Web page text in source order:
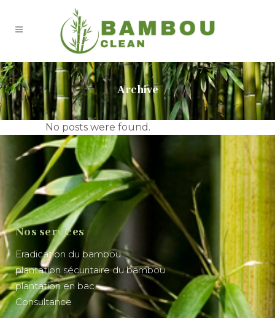
Archive
No posts were found.
Nos services
Eradication du bambou
plantation sécuritaire du bambou
plantation en bac
Consultance